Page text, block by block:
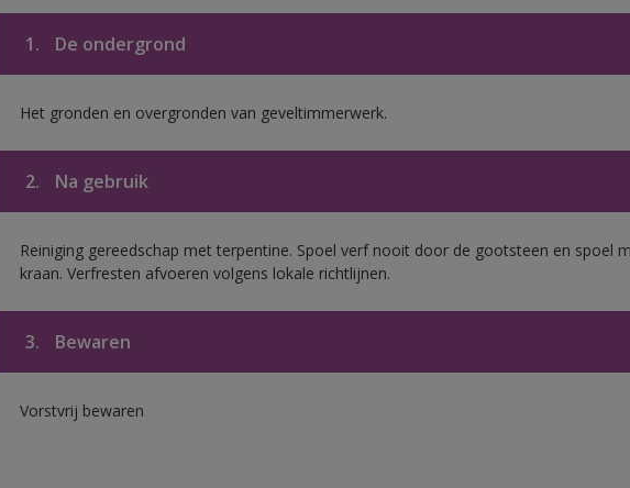
1. De ondergrond
Het gronden en overgronden van geveltimmerwerk.
2. Na gebruik
Reiniging gereedschap met terpentine. Spoel verf nooit door de gootsteen en spoel
kraan. Verfresten afvoeren volgens lokale richtlijnen.
3. Bewaren
Vorstvrij bewaren